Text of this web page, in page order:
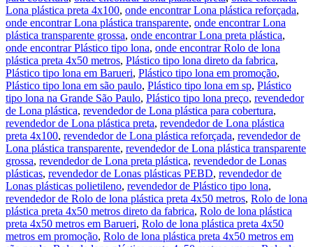
Lona plástica preta 4x100, onde encontrar Lona plástica reforçada,
onde encontrar Lona plástica transparente, onde encontrar Lona
plástica transparente grossa, onde encontrar Lona preta plástica,
onde encontrar Plástico tipo lona, onde encontrar Rolo de lona
plástica preta 4x50 metros, Plástico tipo lona direto da fabrica,
Plástico tipo lona em Barueri, Plástico tipo lona em promoção,
Plástico tipo lona em são paulo, Plástico tipo lona em sp, Plástico
tipo lona na Grande São Paulo, Plástico tipo lona preço, revendedor
de Lona plástica, revendedor de Lona plástica para cobertura,
revendedor de Lona plástica preta, revendedor de Lona plástica
preta 4x100, revendedor de Lona plástica reforçada, revendedor de
Lona plástica transparente, revendedor de Lona plástica transparente
grossa, revendedor de Lona preta plástica, revendedor de Lonas
plásticas, revendedor de Lonas plásticas PEBD, revendedor de
Lonas plásticas polietileno, revendedor de Plástico tipo lona,
revendedor de Rolo de lona plástica preta 4x50 metros, Rolo de lona
plástica preta 4x50 metros direto da fabrica, Rolo de lona plástica
preta 4x50 metros em Barueri, Rolo de lona plástica preta 4x50
metros em promoção, Rolo de lona plástica preta 4x50 metros em